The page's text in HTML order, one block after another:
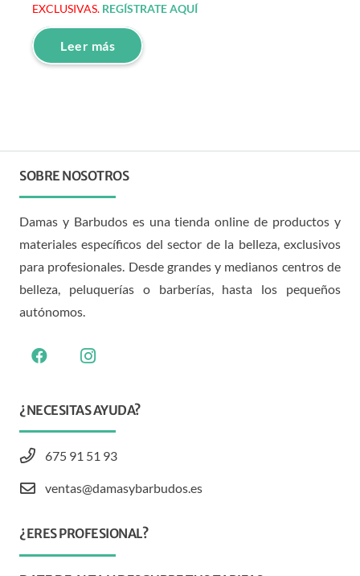
EXCLUSIVAS. REGÍSTRATE AQUÍ
Leer más
SOBRE NOSOTROS
Damas y Barbudos es una tienda online de productos y
materiales específicos del sector de la belleza, exclusivos
para profesionales. Desde grandes y medianos centros de
belleza, peluquerías o barberías, hasta los pequeños
autónomos.
¿NECESITAS AYUDA?
675 91 51 93
ventas@damasybarbudos.es
¿ERES PROFESIONAL?